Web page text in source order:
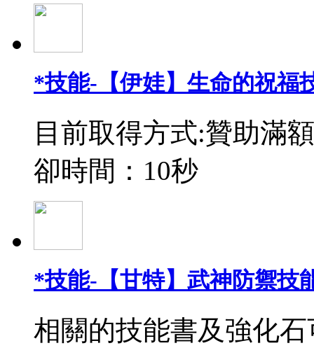
*技能-【伊娃】生命的祝福
目前取得方式:贊助滿
卻時間：10秒
*技能-【甘特】武神防禦技
相關的技能書及強化